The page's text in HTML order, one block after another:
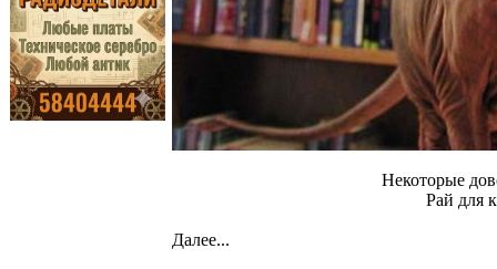
Некоторые
Рай для
Далее...